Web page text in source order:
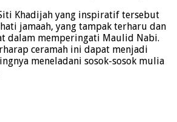
Khadijah yang inspiratif tersebut
jamaah, yang tampak terharu dan
dalam memperingati Maulid Nabi.
ceramah ini dapat menjadi
meneladani sosok-sosok mulia